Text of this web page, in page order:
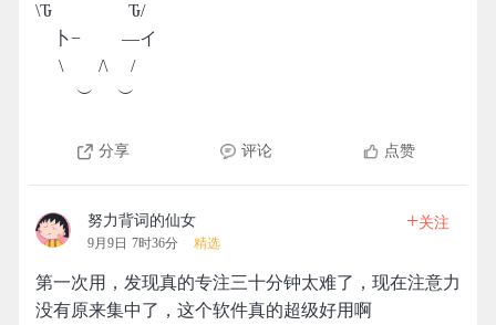
\Ԏ Ԏ/
卜− ―イ
\ /\ /
︶ ︶
分享 评论 点赞
努力背词的仙女
9月9日 7时36分 精选
+关注
第一次用，发现真的专注三十分钟太难了，现在注意力
没有原来集中了，这个软件真的超级好用啊